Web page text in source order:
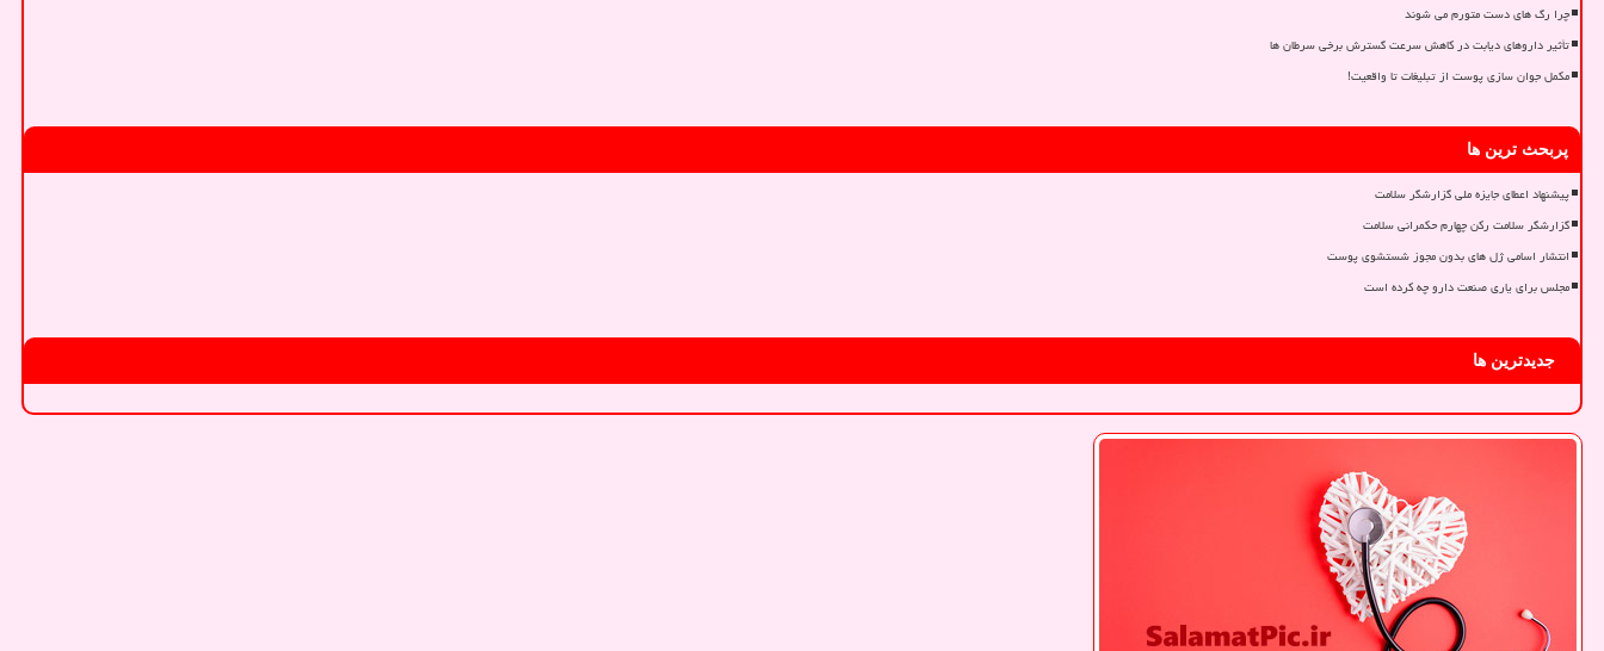
چرا رگ های دست متورم می شوند
تأثیر داروهای دیابت در کاهش سرعت گسترش برخی سرطان ها
مکمل جوان سازی پوست از تبلیغات تا واقعیت!
پربحث ترین ها
پیشنهاد اعطای جایزه ملی گزارشگر سلامت
گزارشگر سلامت رکن چهارم حکمرانی سلامت
انتشار اسامی ژل های بدون مجوز شستشوی پوست
مجلس برای یاری صنعت دارو چه کرده است
جدیدترین ها